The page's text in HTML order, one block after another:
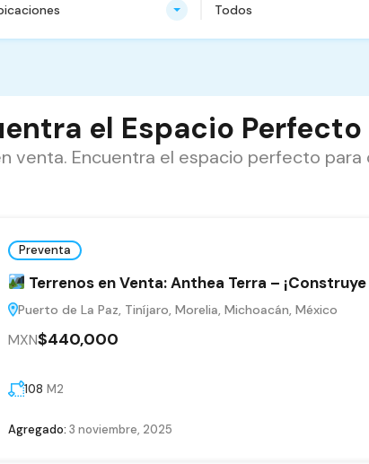
Todos
el Espacio Perfecto
venta. Encuentra el espacio perfecto
Preventa
Terrenos en Venta: Anthea Terra –
Puerto de La Paz, Tiníjaro, Morelia, Michoacán, México
MXN$440,000
108 M2
Agregado: 3 noviembre, 2025